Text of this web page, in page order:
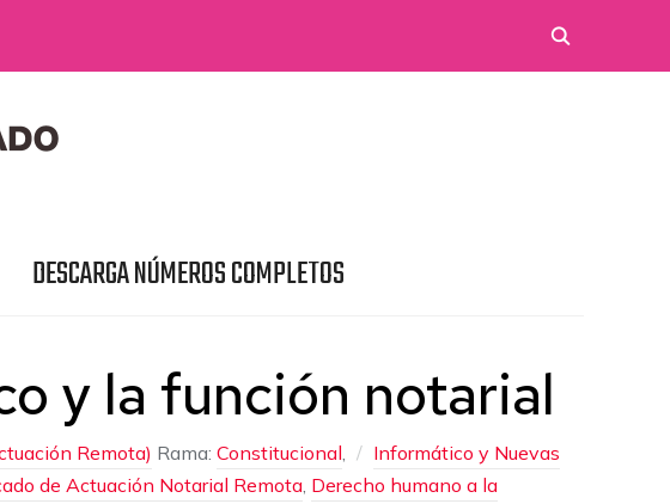
DESCARGA NÚMEROS COMPLETOS
y la función notarial
Remota) Rama: Constitucional,
Informático y Nuevas
de Actuación Notarial Remota, Derecho humano a la